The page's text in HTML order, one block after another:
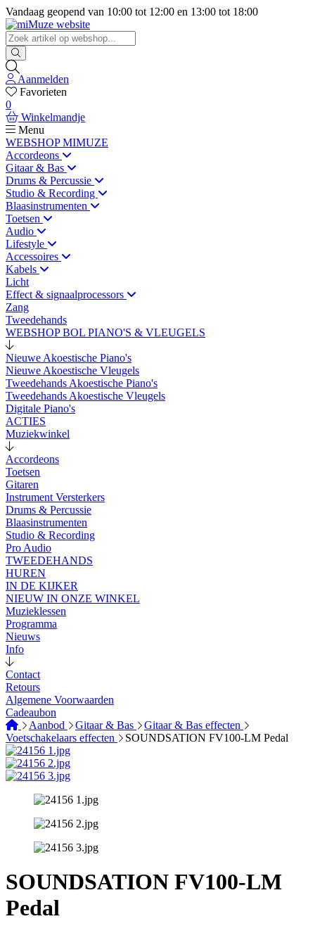
Vandaag geopend van 10:00 tot 12:00 en 13:00 tot 18:00
Aanmelden
Favorieten
0
Winkelmandje
Menu
WEBSHOP MIMUZE
Accordeons
Gitaar & Bas
Drums & Percussie
Studio & Recording
Blaasinstrumenten
Toetsen
Audio
Lifestyle
Accessoires
Kabels
Licht
Effect & signaalprocessors
Zang
Tweedehands
WEBSHOP BOL PIANO'S & VLEUGELS
Nieuwe Akoestische Piano's
Nieuwe Akoestische Vleugels
Tweedehands Akoestische Piano's
Tweedehands Akoestische Vleugels
Digitale Piano's
ACTIES
Muziekwinkel
Accordeons
Toetsen
Gitaren
Instrument Versterkers
Drums & Percussie
Blaasinstrumenten
Studio & Recording
Pro Audio
TWEEDEHANDS
HUREN
IN DE KIJKER
NIEUW IN ONZE WINKEL
Muzieklessen
Programma
Nieuws
Info
Contact
Retours
Algemene Voorwaarden
Cadeaubon
Aanbod
Gitaar & Bas
Gitaar & Bas effecten
Voetschakelaars effecten
SOUNDSATION FV100-LM Pedal
SOUNDSATION FV100-LM
Pedal